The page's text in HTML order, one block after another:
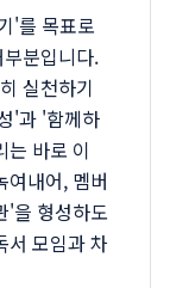
'를 목표로
분입니다.
실천하기
'과 '함께하
는 바로 이
여내어, 멤버
'을 형성하도
서 모임과 차